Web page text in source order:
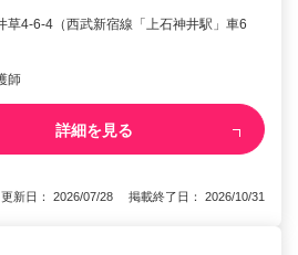
草4-6-4（西武新宿線「上石神井駅」車6
師
詳細を見る
更新日： 2026/07/28 掲載終了日： 2026/10/31